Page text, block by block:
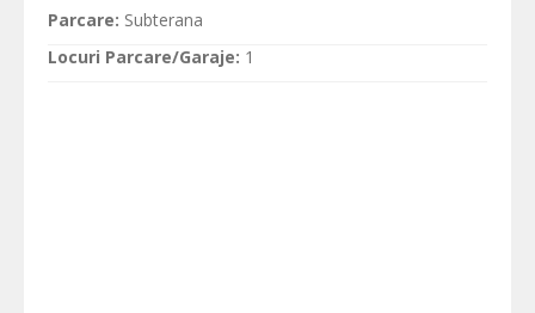
Parcare: Subterana
Locuri Parcare/Garaje: 1